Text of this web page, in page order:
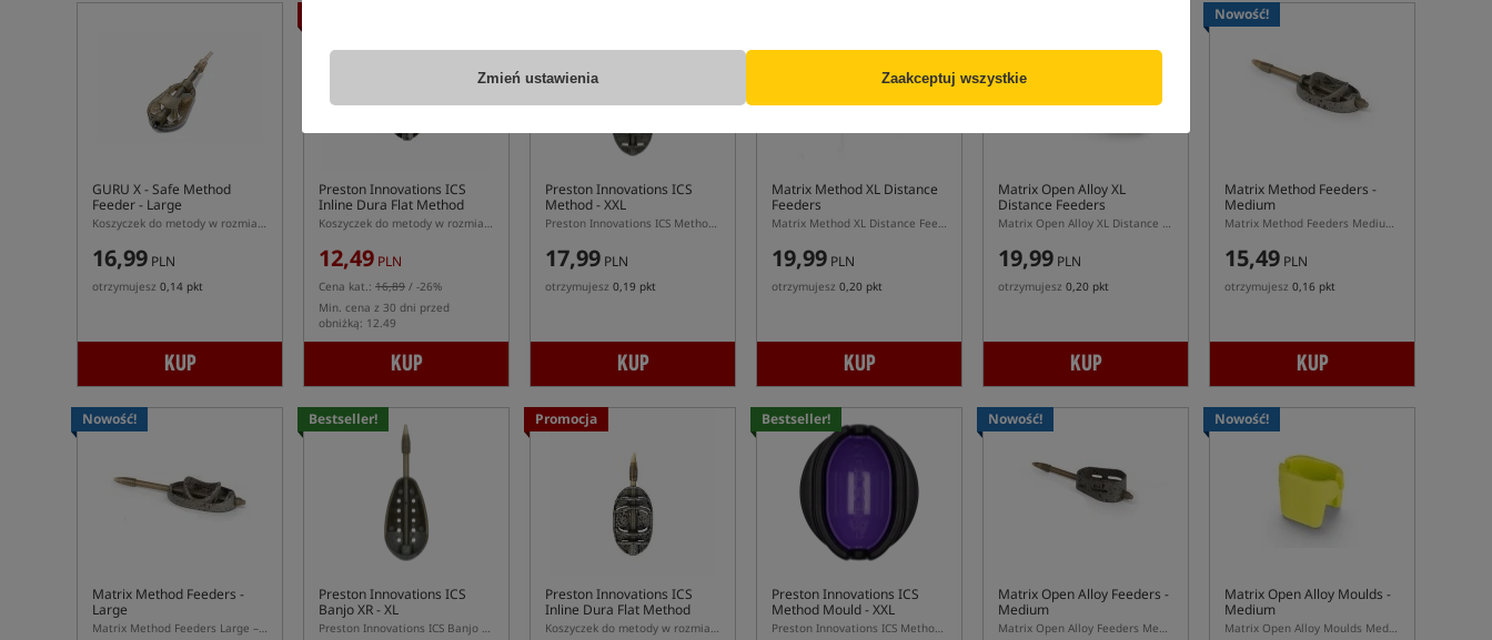
Zmień ustawienia Zaakceptuj wszystkie
GURU X - Safe Method
Feeder - Large
Koszyczek do metody w rozmiarze L
16,99 PLN
otrzymujesz 0,14 pkt
KUP
Preston Innovations ICS
Inline Dura Flat Method
Feeder - Large
Koszyczek do metody w rozmiarze L z systemem ICS
12,49 PLN
Cena kat.: 16,89 / -26%
Min. cena z 30 dni przed
obniżką: 12.49
KUP
Preston Innovations ICS
Method - XXL
Preston Innovations ICS Method XXL – duży podajnik Method Feeder
17,99 PLN
otrzymujesz 0,19 pkt
KUP
Matrix Method XL Distance
Feeders
Matrix Method XL Distance Feeders – duży podajnik method feeder z lotką do dalekich rzutów
19,99 PLN
otrzymujesz 0,20 pkt
KUP
Matrix Open Alloy XL
Distance Feeders
Matrix Open Alloy XL Distance Feeders – podajnik z burtami XL do pelletu
19,99 PLN
otrzymujesz 0,20 pkt
KUP
Nowość!
Matrix Method Feeders -
Medium
Matrix Method Feeders Medium – podajnik method feeder M do systemu Matrix
15,49 PLN
otrzymujesz 0,16 pkt
KUP
Nowość!
Matrix Method Feeders -
Large
Matrix Method Feeders Large – podajnik method feeder L do systemu Matrix
Bestseller!
Preston Innovations ICS
Banjo XR - XL
Preston Innovations ICS Banjo XR XL – duży podajnik Banjo ICS do pelletu
Promocja
Preston Innovations ICS
Inline Dura Flat Method
Feeder - XL
Koszyczek do metody w rozmiarze XL z systemem ICS
Bestseller!
Preston Innovations ICS
Method Mould - XXL
Preston Innovations ICS Method Mould XXL – foremka do podajnika Method Feeder XXL
Nowość!
Matrix Open Alloy Feeders -
Medium
Matrix Open Alloy Feeders Medium – uniwersalny podajnik z burtami do pelletu
Nowość!
Matrix Open Alloy Moulds -
Medium
Matrix Open Alloy Moulds Medium – foremka do podajników Matrix Open Alloy M